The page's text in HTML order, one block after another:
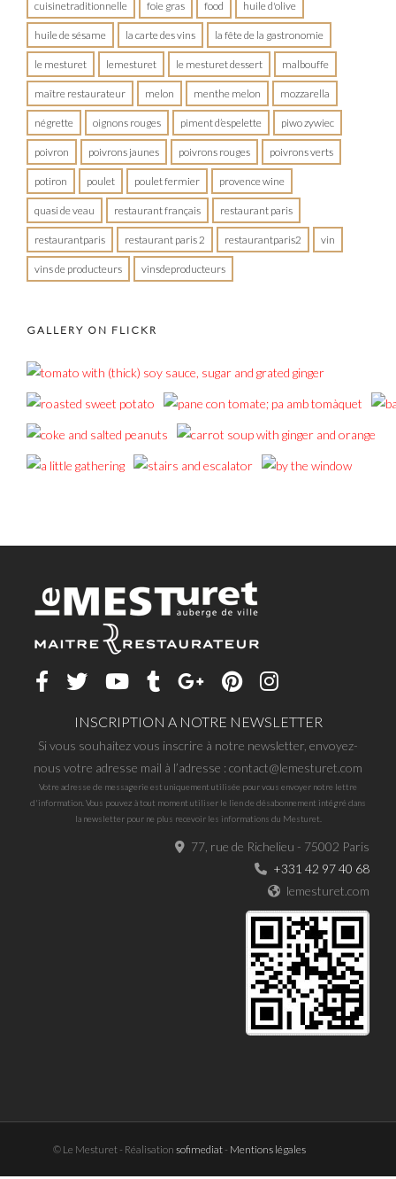
cuisinetraditionnelle foie gras food huile d'olive
huile de sésame la carte des vins la fête de la gastronomie
le mesturet lemesturet le mesturet dessert malbouffe
maître restaurateur melon menthe melon mozzarella
négrette oignons rouges piment d’espelette piwo zywiec
poivron poivrons jaunes poivrons rouges poivrons verts
potiron poulet poulet fermier provence wine
quasi de veau restaurant français restaurant paris
restaurantparis restaurant paris 2 restaurantparis2 vin
vins de producteurs vinsdeproducteurs
GALLERY ON FLICKR
INSCRIPTION A NOTRE NEWSLETTER
Si vous souhaitez vous inscrire à notre newsletter, envoyez-
nous votre adresse mail à l’adresse : contact@lemesturet.com
Votre adresse de messagerie est uniquement utilisée pour vous envoyer notre lettre
d'information. Vous pouvez à tout moment utiliser le lien de désabonnement intégré dans
la newsletter pour ne plus recevoir les informations du Mesturet.
77, rue de Richelieu - 75002 Paris
+331 42 97 40 68
lemesturet.com
© Le Mesturet - Réalisation sofimediat- Mentions légales